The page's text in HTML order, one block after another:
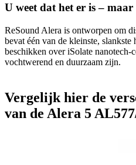
U weet dat het er is –
ReSound Alera is ontworpen om
bevat één van de kleinste,
beschikken over iSolate nanotech-
vochtwerend en duurzaam zijn.
Vergelijk hier de
van de Alera 5